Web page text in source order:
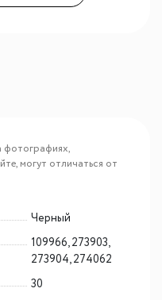
фотографиях,
могут отличаться от
Черный
109966, 273903,
273904, 274062
30